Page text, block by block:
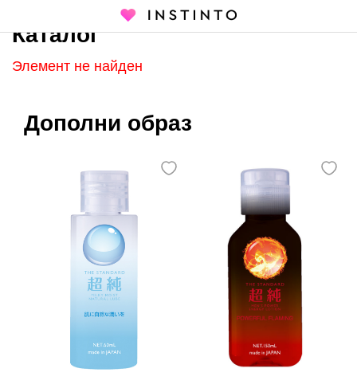
Каталог
Каталог
Элемент не найден
Дополни образ